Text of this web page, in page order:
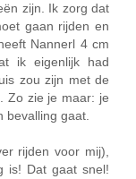
zijn. Ik zorg dat
gaan rijden en
Nannerl 4 cm
ik eigenlijk had
zou zijn met de
Zo zie je maar: je
bevalling gaat.
rijden voor mij),
is! Dat gaat snel!